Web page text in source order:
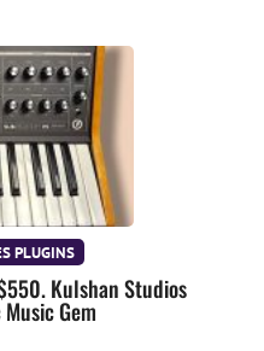
PLUGINS
Kulshan Studios
Gem